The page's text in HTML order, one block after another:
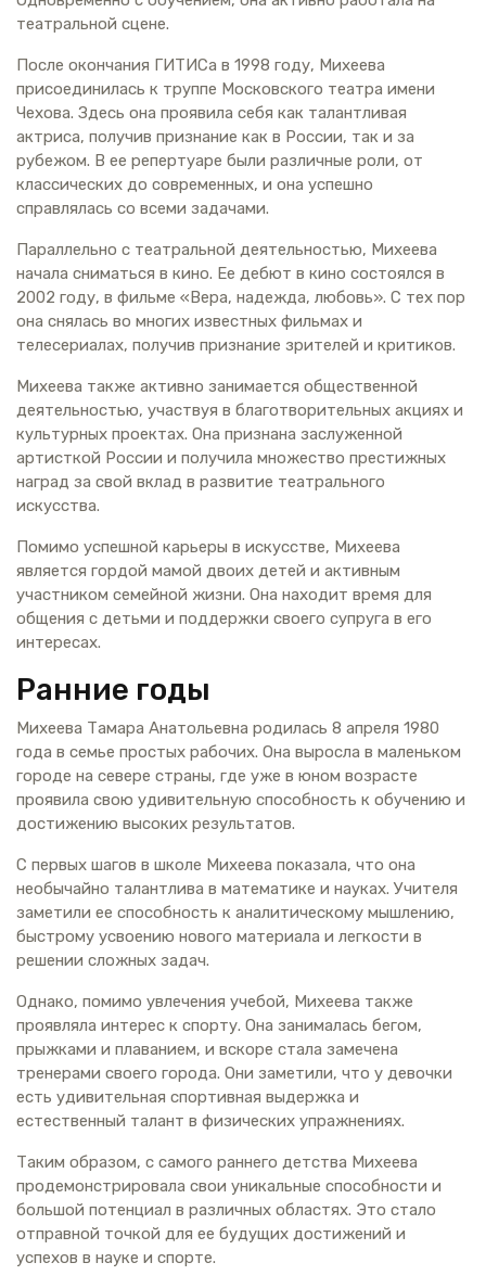
театральной сцене.
После окончания ГИТИСа в 1998 году, Михеева
присоединилась к труппе Московского театра имени
Чехова. Здесь она проявила себя как талантливая
актриса, получив признание как в России, так и за
рубежом. В ее репертуаре были различные роли, от
классических до современных, и она успешно
справлялась со всеми задачами.
Параллельно с театральной деятельностью, Михеева
начала сниматься в кино. Ее дебют в кино состоялся в
2002 году, в фильме «Вера, надежда, любовь». С тех пор
она снялась во многих известных фильмах и
телесериалах, получив признание зрителей и критиков.
Михеева также активно занимается общественной
деятельностью, участвуя в благотворительных акциях и
культурных проектах. Она признана заслуженной
артисткой России и получила множество престижных
наград за свой вклад в развитие театрального
искусства.
Помимо успешной карьеры в искусстве, Михеева
является гордой мамой двоих детей и активным
участником семейной жизни. Она находит время для
общения с детьми и поддержки своего супруга в его
интересах.
Ранние годы
Михеева Тамара Анатольевна родилась 8 апреля 1980
года в семье простых рабочих. Она выросла в маленьком
городе на севере страны, где уже в юном возрасте
проявила свою удивительную способность к обучению и
достижению высоких результатов.
С первых шагов в школе Михеева показала, что она
необычайно талантлива в математике и науках. Учителя
заметили ее способность к аналитическому мышлению,
быстрому усвоению нового материала и легкости в
решении сложных задач.
Однако, помимо увлечения учебой, Михеева также
проявляла интерес к спорту. Она занималась бегом,
прыжками и плаванием, и вскоре стала замечена
тренерами своего города. Они заметили, что у девочки
есть удивительная спортивная выдержка и
естественный талант в физических упражнениях.
Таким образом, с самого раннего детства Михеева
продемонстрировала свои уникальные способности и
большой потенциал в различных областях. Это стало
отправной точкой для ее будущих достижений и
успехов в науке и спорте.